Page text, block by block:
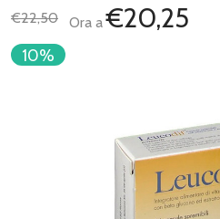
€22,50 Ora a€20,25
10%